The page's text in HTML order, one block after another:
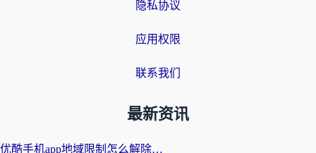
隐私协议
应用权限
联系我们
最新资讯
优酷手机app地域限制怎么解除？海外党亲测有效的追剧方案